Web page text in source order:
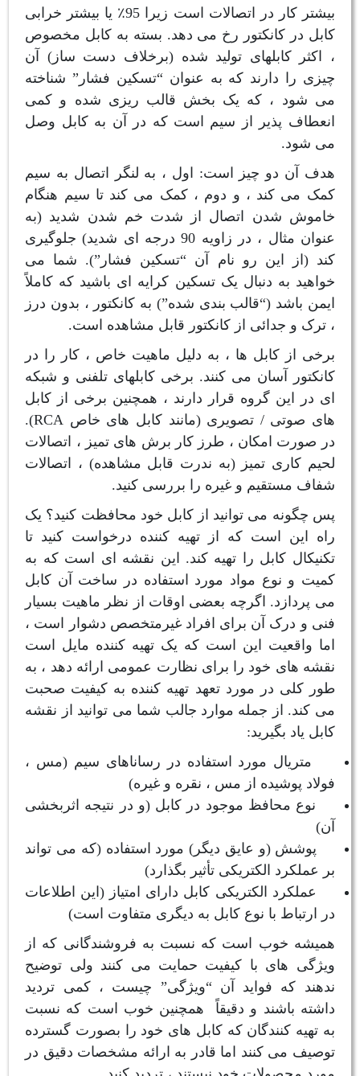
بیشتر کار در اتصالات است زیرا 95٪ یا بیشتر خرابی
کابل در کانکتور رخ می دهد. بسته به کابل مخصوص
، اکثر کابلهای تولید شده (برخلاف دست ساز) آن
چیزی را دارند که به عنوان “تسکین فشار” شناخته
می شود ، که یک بخش قالب ریزی شده و کمی
انعطاف پذیر از سیم است که در آن به کابل وصل
می شود.
هدف آن دو چیز است: اول ، به لنگر اتصال به سیم
کمک می کند ، و دوم ، کمک می کند تا سیم هنگام
خاموش شدن اتصال از شدت خم شدن شدید (به
عنوان مثال ، در زاویه 90 درجه ای شدید) جلوگیری
کند (از این رو نام آن “تسکین فشار”). شما می
خواهید به دنبال یک تسکین کرایه ای باشید که کاملاً
ایمن باشد (“قالب بندی شده”) به کانکتور ، بدون درز
، ترک و جدائی از کانکتور قابل مشاهده است.
برخی از کابل ها ، به دلیل ماهیت خاص ، کار را در
کانکتور آسان می کنند. برخی کابلهای تلفنی و شبکه
ای در این گروه قرار دارند ، همچنین برخی از کابل
های صوتی / تصویری (مانند کابل های خاص RCA).
در صورت امکان ، طرز کار برش های تمیز ، اتصالات
لحیم کاری تمیز (به ندرت قابل مشاهده) ، اتصالات
شفاف مستقیم و غیره را بررسی کنید.
پس چگونه می توانید از کابل خود محافظت کنید؟ یک
راه این است که از تهیه کننده درخواست کنید تا
تکنیکال کابل را تهیه کند. این نقشه ای است که به
کمیت و نوع مواد مورد استفاده در ساخت آن کابل
می پردازد. اگرچه بعضی اوقات از نظر ماهیت بسیار
فنی و درک آن برای افراد غیرمتخصص دشوار است ،
اما واقعیت این است که یک تهیه کننده مایل است
نقشه های خود را برای نظارت عمومی ارائه دهد ، به
طور کلی در مورد تعهد تهیه کننده به کیفیت صحبت
می کند. از جمله موارد جالب شما می توانید از نقشه
کابل یاد بگیرید:
متریال مورد استفاده در رساناهای سیم (مس ،
فولاد پوشیده از مس ، نقره و غیره)
نوع محافظ موجود در کابل (و در نتیجه اثربخشی
آن)
پوشش (و عایق دیگر) مورد استفاده (که می تواند
بر عملکرد الکتریکی تأثیر بگذارد)
عملکرد الکتریکی کابل دارای امتیاز (این اطلاعات
در ارتباط با نوع کابل به دیگری متفاوت است)
همیشه خوب است که نسبت به فروشندگانی که از
ویژگی های با کیفیت حمایت می کنند ولی توضیح
ندهند که فواید آن “ویژگی” چیست ، کمی تردید
داشته باشند و دقیقاً همچنین خوب است که نسبت
به تهیه کنندگان که کابل های خود را بصورت گسترده
توصیف می کنند اما قادر به ارائه مشخصات دقیق در